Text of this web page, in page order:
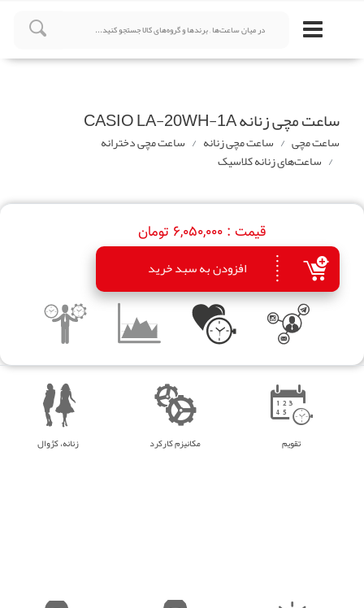
ساعت مچی زنانه CASIO LA-20WH-1A
ساعت مچی ساعت مچی زنانه
ساعت مچی دخترانه
ساعت‌های زنانه کلاسیک
قیمت : 6,050,000 تومان
افزودن به سبد خرید
زنانه، کژوال مکانیزم کارکرد تقویم